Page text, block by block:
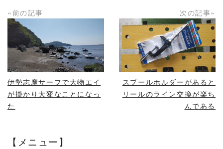
«前の記事
READ MORE
伊勢志摩サーフで大物エイ
が掛かり大変なことになっ
た
次の記事»
READ MORE
スプールホルダーがあると
リールのライン交換が楽ち
んである
【メニュー】